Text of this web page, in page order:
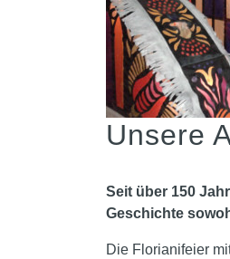
Unsere
Seit über 150
Geschichte
Die Florianifeier